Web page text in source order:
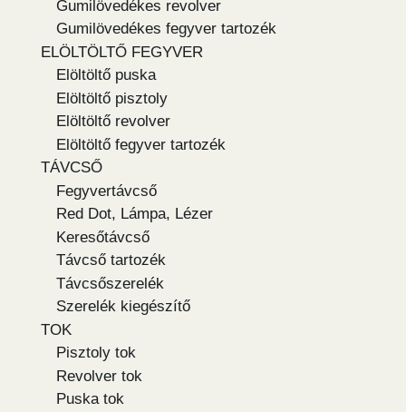
Gumilövedékes revolver
Gumilövedékes fegyver tartozék
ELÖLTÖLTŐ FEGYVER
Elöltöltő puska
Elöltöltő pisztoly
Elöltöltő revolver
Elöltöltő fegyver tartozék
TÁVCSŐ
Fegyvertávcső
Red Dot, Lámpa, Lézer
Keresőtávcső
Távcső tartozék
Távcsőszerelék
Szerelék kiegészítő
TOK
Pisztoly tok
Revolver tok
Puska tok